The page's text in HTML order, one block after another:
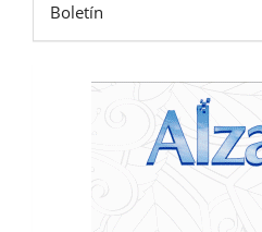
Boletín
publicidad